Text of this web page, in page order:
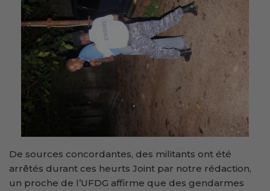
De sources concordantes, des militants ont été
arrêtés durant ces heurts Joint par notre rédaction,
un proche de l’UFDG affirme que des gendarmes